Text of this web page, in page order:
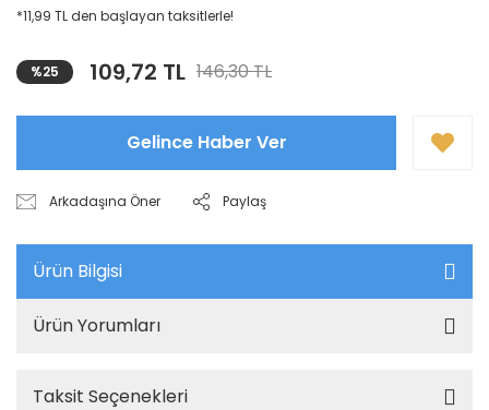
*11,99 TL den başlayan taksitlerle!
%25 109,72 TL 146,30 TL
Gelince Haber Ver
Arkadaşına Öner Paylaş
Ürün Bilgisi
Ürün Yorumları
Taksit Seçenekleri